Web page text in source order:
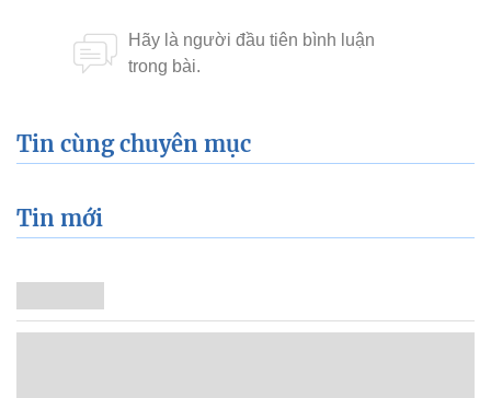
Tin cùng chuyên mục
Tin mới